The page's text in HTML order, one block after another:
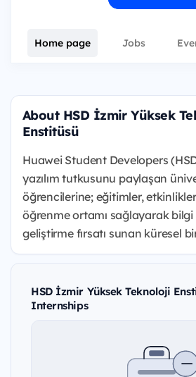
Home page Jobs
About HSD İzmir Yüksek
Enstitüsü
Huawei Student Developers
yazılım tutkusunu paylaşan
öğrencilerine; eğitimler,
öğrenme ortamı sağlayarak
geliştirme fırsatı sunan küresel
HSD İzmir Yüksek Teknoloji
Internships